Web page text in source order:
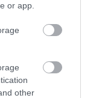
or app.
other
a 11 éves
egészen
az intenzív
fény a
ha